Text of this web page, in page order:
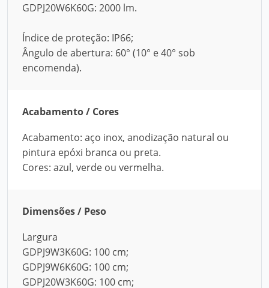
GDPJ20W6K60G: 2000 lm.
Índice de proteção: IP66;
Ângulo de abertura: 60° (10° e 40° sob
encomenda).
Acabamento / Cores
Acabamento: aço inox, anodização natural ou
pintura epóxi branca ou preta.
Cores: azul, verde ou vermelha.
Dimensões / Peso
Largura
GDPJ9W3K60G: 100 cm;
GDPJ9W6K60G: 100 cm;
GDPJ20W3K60G: 100 cm;